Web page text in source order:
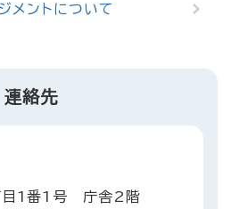
メントについて
連絡先
目1番1号 庁舎2階